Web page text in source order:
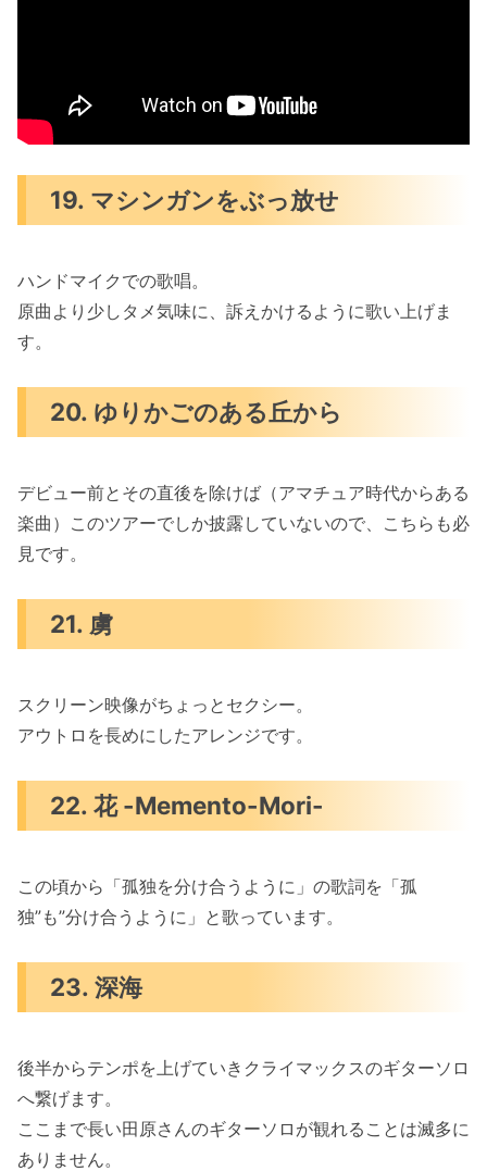
19. マシンガンをぶっ放せ
ハンドマイクでの歌唱。
原曲より少しタメ気味に、訴えかけるように歌い上げま
す。
20. ゆりかごのある丘から
デビュー前とその直後を除けば（アマチュア時代からある
楽曲）このツアーでしか披露していないので、こちらも必
見です。
21. 虜
スクリーン映像がちょっとセクシー。
アウトロを長めにしたアレンジです。
22. 花 -Memento-Mori-
この頃から「孤独を分け合うように」の歌詞を「孤
独”も”分け合うように」と歌っています。
23. 深海
後半からテンポを上げていきクライマックスのギターソロ
へ繋げます。
ここまで長い田原さんのギターソロが観れることは滅多に
ありません。